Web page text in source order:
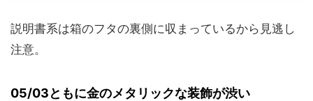
説明書系は箱のフタの裏側に収まっているから見逃し
注意。
05/03ともに金のメタリックな装飾が渋い